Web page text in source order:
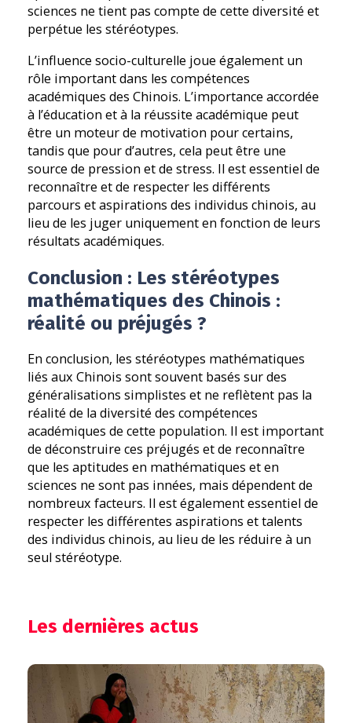
sciences ne tient pas compte de cette diversité et
perpétue les stéréotypes.
L’influence socio-culturelle joue également un
rôle important dans les compétences
académiques des Chinois. L’importance accordée
à l’éducation et à la réussite académique peut
être un moteur de motivation pour certains,
tandis que pour d’autres, cela peut être une
source de pression et de stress. Il est essentiel de
reconnaître et de respecter les différents
parcours et aspirations des individus chinois, au
lieu de les juger uniquement en fonction de leurs
résultats académiques.
Conclusion : Les stéréotypes
mathématiques des Chinois :
réalité ou préjugés ?
En conclusion, les stéréotypes mathématiques
liés aux Chinois sont souvent basés sur des
généralisations simplistes et ne reflètent pas la
réalité de la diversité des compétences
académiques de cette population. Il est important
de déconstruire ces préjugés et de reconnaître
que les aptitudes en mathématiques et en
sciences ne sont pas innées, mais dépendent de
nombreux facteurs. Il est également essentiel de
respecter les différentes aspirations et talents
des individus chinois, au lieu de les réduire à un
seul stéréotype.
Les dernières actus